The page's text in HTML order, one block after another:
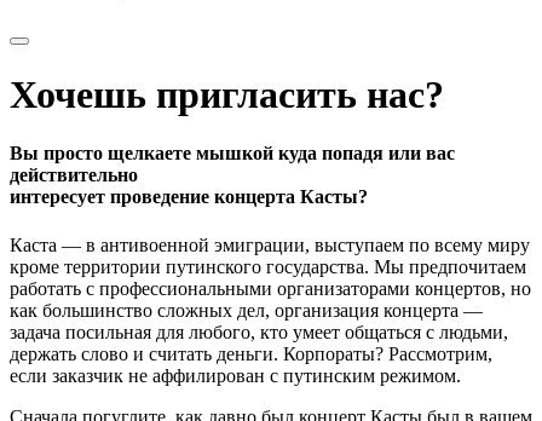
Хочешь пригласить нас?
Вы просто щелкаете мышкой куда попадя или вас
действительно
интересует проведение концерта Касты?
Каста — в антивоенной эмиграции, выступаем по всему миру
кроме территории путинского государства. Мы предпочитаем
работать с профессиональными организаторами концертов, но
как большинство сложных дел, организация концерта —
задача посильная для любого, кто умеет общаться с людьми,
держать слово и считать деньги. Корпораты? Рассмотрим,
если заказчик не аффилирован с путинским режимом.
Сначала погуглите, как давно был концерт Касты был в вашем